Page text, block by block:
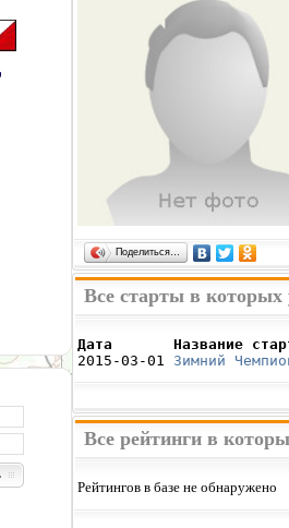
Поделиться…
Все старты в
Дата       Название
2015-03-01 Зимний
Все рейтинги в
Рейтингов в базе не обнаружено